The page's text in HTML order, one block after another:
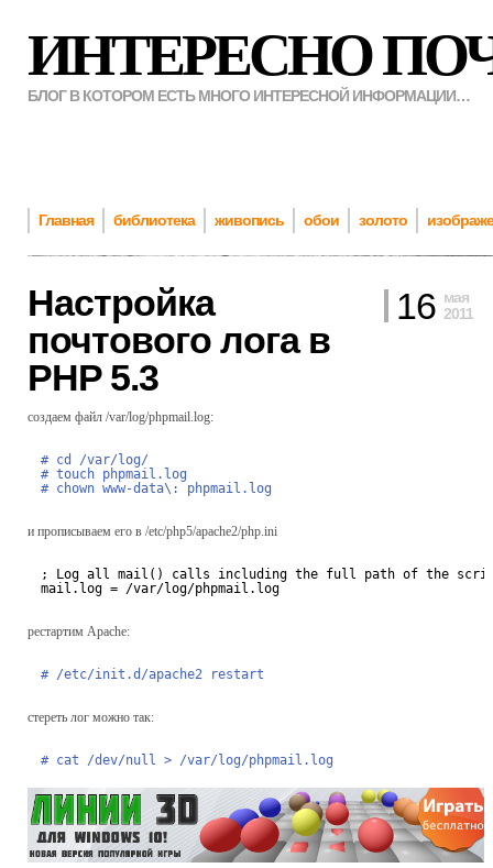
ИНТЕРЕСНО
БЛОГ В КОТОРОМ ЕСТЬ МНОГО ИНТЕРЕСНОЙ ИНФОРМАЦИИ…
Главная библиотека живопись обои золото
Настройка
почтового лога в
PHP 5.3
16 мая
2011
создаем файл /var/log/phpmail.log:
# cd /var/log/
# touch phpmail.log
# chown www-data\: phpmail.log
и прописываем его в /etc/php5/apache2/php.ini
; Log all mail() calls including the full path of the
mail.log = /var/log/phpmail.log
рестартим Apache:
# /etc/init.d/apache2 restart
стереть лог можно так:
# cat /dev/null > /var/log/phpmail.log